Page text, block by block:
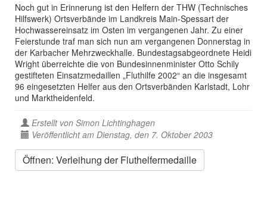
Noch gut in Erinnerung ist den Helfern der THW (Technisches
Hilfswerk) Ortsverbände im Landkreis Main-Spessart der
Hochwassereinsatz im Osten im vergangenen Jahr. Zu einer
Feierstunde traf man sich nun am vergangenen Donnerstag in
der Karbacher Mehrzweckhalle. Bundestagsabgeordnete Heidi
Wright überreichte die von Bundesinnenminister Otto Schily
gestifteten Einsatzmedaillen „Fluthilfe 2002“ an die insgesamt
96 eingesetzten Helfer aus den Ortsverbänden Karlstadt, Lohr
und Marktheidenfeld.
Erstellt von Simon Lichtinghagen
Veröffentlicht am Dienstag, den 7. Oktober 2003
Öffnen: Verleihung der Fluthelfermedaille